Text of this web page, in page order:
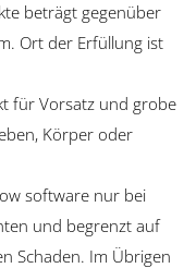
beträgt gegenüber
Ort der Erfüllung ist
für Vorsatz und grobe
Körper oder
software nur bei
und begrenzt auf
Schaden. Im Übrigen